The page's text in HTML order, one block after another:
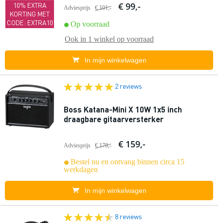
10% EXTRA
KORTING MET
CODE: EXTRA10
Adviesprijs € 101,- € 99,-
Op voorraad
Ook in 1 winkel op voorraad
In mijn winkelwagen
2 reviews
Boss Katana-Mini X 10W 1x5 inch
draagbare gitaarversterker
Adviesprijs € 178,- € 159,-
Bestel nu en ontvang binnen circa 15
werkdagen
In mijn winkelwagen
8 reviews